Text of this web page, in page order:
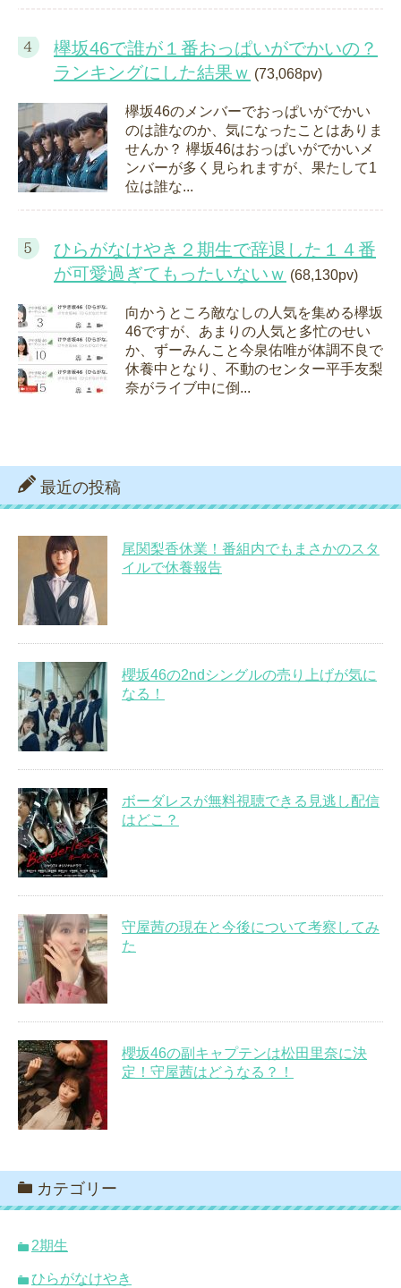
欅坂46で誰が１番おっぱいがでかいの？
ランキングにした結果ｗ (73,068pv)
欅坂46のメンバーでおっぱいがでかい
のは誰なのか、気になったことはありま
せんか？ 欅坂46はおっぱいがでかいメ
ンバーが多く見られますが、果たして1
位は誰な...
ひらがなけやき２期生で辞退した１４番
が可愛過ぎてもったいないｗ (68,130pv)
向かうところ敵なしの人気を集める欅坂
46ですが、あまりの人気と多忙のせい
か、ずーみんこと今泉佑唯が体調不良で
休養中となり、不動のセンター平手友梨
奈がライブ中に倒...
最近の投稿
尾関梨香休業！番組内でもまさかのスタ
イルで休養報告
櫻坂46の2ndシングルの売り上げが気に
なる！
ボーダレスが無料視聴できる見逃し配信
はどこ？
守屋茜の現在と今後について考察してみ
た
櫻坂46の副キャプテンは松田里奈に決
定！守屋茜はどうなる？！
カテゴリー
2期生
ひらがなけやき